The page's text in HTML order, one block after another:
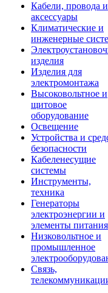
Кабели, провода и
аксессуары
Климатические и
инженерные
изделия
Изделия для
электромонтажа
Высоковольтное и
щитовое
оборудование
Освещение
Устройства и
безопасности
Кабеленесущие
системы
Инструменты,
техника
Генераторы
электроэнергии и
элементы питания
Низковольтное и
промышленное
Связь,